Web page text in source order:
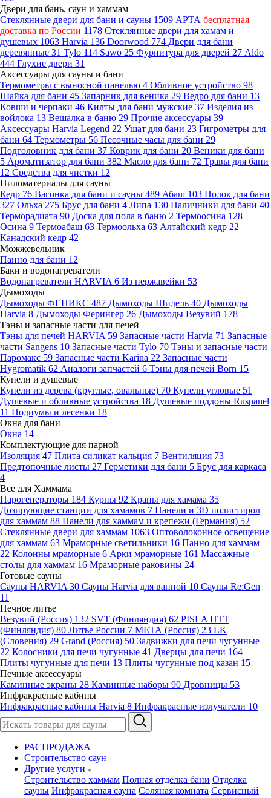
Двери для бань, саун и хаммам
Стеклянные двери для бани и сауны 1509 АРТА бесплатная
доставка по России 1178 Стеклянные двери для хамам и
душевых 1063 Harvia 136 Doorwood 774 Двери для бани
деревянные 31 Tylo 114 Sawo 25 Фурнитура для дверей 27 Aldo
444 Глухие двери 31
Аксессуары для сауны и бани
Термометры с выносной панелью 4 Обливное устройство 98
Шайка для бани 45 Запарник для веника 29 Ведро для бани 13
Ковши и черпаки 46 Килты для бани мужские 37 Изделия из
войлока 13 Вешалка в баню 29 Прочие аксессуары 39
Аксессуары Harvia Legend 22 Ушат для бани 23 Гигрометры для
бани 64 Термометры 56 Песочные часы для бани 29
Подголовник для бани 37 Коврик для бани 20 Веники для бани
5 Ароматизатор для бани 382 Масло для бани 72 Травы для бани
12 Средства для чистки 12
Пиломатериалы для сауны
Кедр 76 Вагонка для бани и сауны 489 Абаш 103 Полок для бани
327 Ольха 275 Брус для бани 4 Липа 130 Наличники для бани 40
Терморадиата 90 Доска для пола в баню 2 Термоосина 128
Осина 9 Термоабаш 63 Термоольха 63 Алтайский кедр 22
Канадский кедр 42
Можжевельник
Панно для бани 12
Баки и водонагреватели
Водонагреватели HARVIA 6 Из нержавейки 53
Дымоходы
Дымоходы ФЕНИКС 487 Дымоходы Шидель 40 Дымоходы
Harvia 8 Дымоходы Ферингер 26 Дымоходы Везувий 178
Тэны и запасные части для печей
Тэны для печей HARVIA 59 Запасные части Harvia 71 Запасные
части Sangens 10 Запасные части Tylo 70 Тэны и запасные части
Паромакс 59 Запасные части Karina 22 Запасные части
Hygromatik 62 Аналоги запчастей 6 Тэны для печей Born 15
Купели и душевые
Купели из дерева (круглые, овальные) 70 Купели угловые 51
Душевые и обливные устройства 18 Душевые поддоны Ruspanel
11 Подиумы и лесенки 18
Окна для бани
Окна 14
Комплектующие для парной
Изоляция 47 Плита силикат кальция 7 Вентиляция 73
Предтопочные листы 27 Герметики для бани 5 Брус для каркаса
4
Все для Хаммама
Парогенераторы 184 Курны 92 Краны для хамама 35
Дозирующие станции для хамамов 7 Панели и 3D полистирол
для хаммам 88 Панели для хаммам и крепежи (Германия) 52
Стеклянные двери для хаммам 1063 Оптоволоконное освещение
для хаммам 63 Мраморные светильники 16 Панно для хаммам
22 Колонны мраморные 6 Арки мраморные 161 Массажные
столы для хаммам 16 Мраморные раковины 24
Готовые сауны
Сауны HARVIA 30 Сауны Harvia для ванной 10 Сауны Re:Gen
11
Печное литье
Везувий (Россия) 132 SVT (Финляндия) 62 PISLA HTT
(Финляндия) 80 Литье России 7 МЕТА (Россия) 23 LK
(Словения) 29 Grand (Россия) 50 Задвижки для печи чугунные
22 Колосники для печи чугунные 41 Дверцы для печи 164
Плиты чугунные для печи 13 Плиты чугунные под казан 15
Печные аксессуары
Каминные экраны 28 Каминные наборы 90 Дровницы 53
Инфракрасные кабины
Инфракрасные кабины Harvia 8 Инфракрасные излучатели 10
РАСПРОДАЖА
Строительство саун
Другие услуги
Строительство хаммам Полная отделка бани Отделка
сауны Инфракрасная сауна Соляная комната Сервисный